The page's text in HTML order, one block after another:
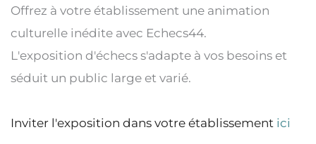
Offrez à votre établissement une animation
culturelle inédite avec Echecs44.
L'exposition d'échecs s'adapte à vos besoins et
séduit un public large et varié.
Inviter l'exposition dans votre établissement ici